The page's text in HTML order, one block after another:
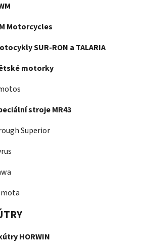
Motorcycles
SUR-RON a TALARIA
motorky
stroje MR43
Superior
HORWIN